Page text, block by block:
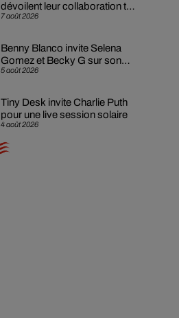
7 août 2026
dévoilent leur collaboration tant
attendue
5 août 2026
Benny Blanco invite Selena
Gomez et Becky G sur son
nouveau single
4 août 2026
Tiny Desk invite Charlie Puth
pour une live session solaire